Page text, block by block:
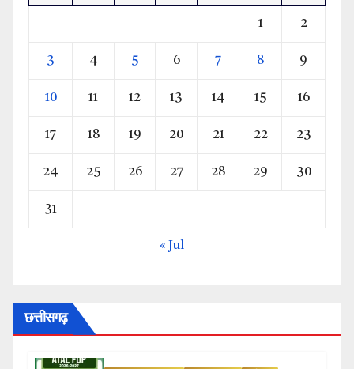
1 2
3 4 5 6 7 8 9
10 11 12 13 14 15 16
17 18 19 20 21 22 23
24 25 26 27 28 29 30
31
« Jul
छत्तीसगढ़